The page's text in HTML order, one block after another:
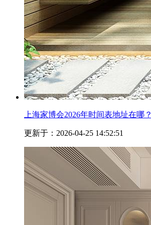
上海家博会2026年时间表地址在哪？
更新于：2026-04-25 14:52:51